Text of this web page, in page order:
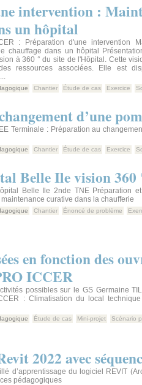
intervention :
un hôpital
: Préparation d'une intervention
chauffage dans un hôpital
à 360 ° du site de l'Hôpital. Cette
ressources associées. Elle est
Chantier Étude de cas Exercice
d’une
Terminale : Préparation au
Chantier Étude de cas Exercice
Belle Ile vision 360
Belle Ile 2nde TNE Préparation et
curative dans la chaufferie
Chantier Énoncé de problème
en fonction des
ICCER
possibles sur le GS Germaine
: Climatisation du local
Étude de cas Mini-projet Scénario
2022 avec
d’apprentissage du logiciel REVIT
pédagogiques